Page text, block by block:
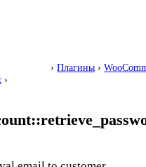
› Плагины ›
›